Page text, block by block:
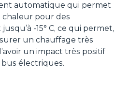
automatique qui permet
chaleur pour des
-15° C, ce qui permet,
un chauffage très
un impact très positif
bus électriques.